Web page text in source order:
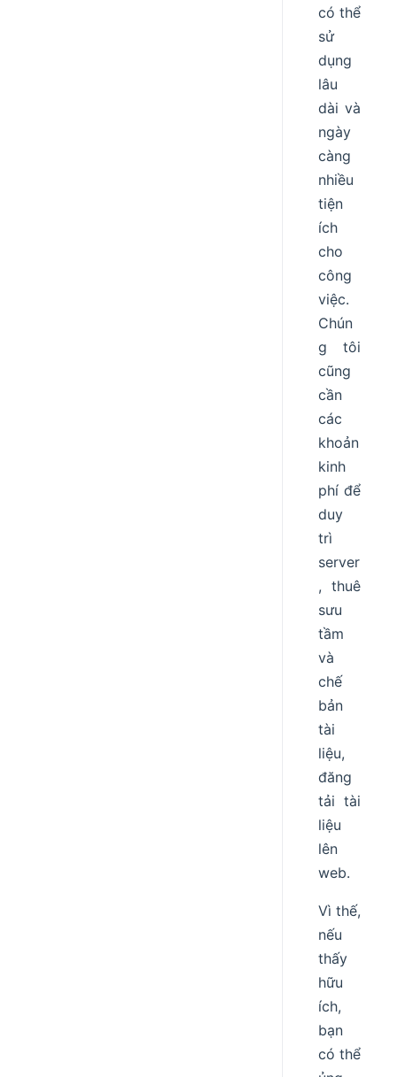
có thể
sử
dụng
lâu
dài và
ngày
càng
nhiều
tiện
ích
cho
công
việc.
Chún
g tôi
cũng
cần
các
khoản
kinh
phí để
duy
trì
server
, thuê
sưu
tầm
và
chế
bản
tài
liệu,
đăng
tải tài
liệu
lên
web.
Vì thế,
nếu
thấy
hữu
ích,
bạn
có thể